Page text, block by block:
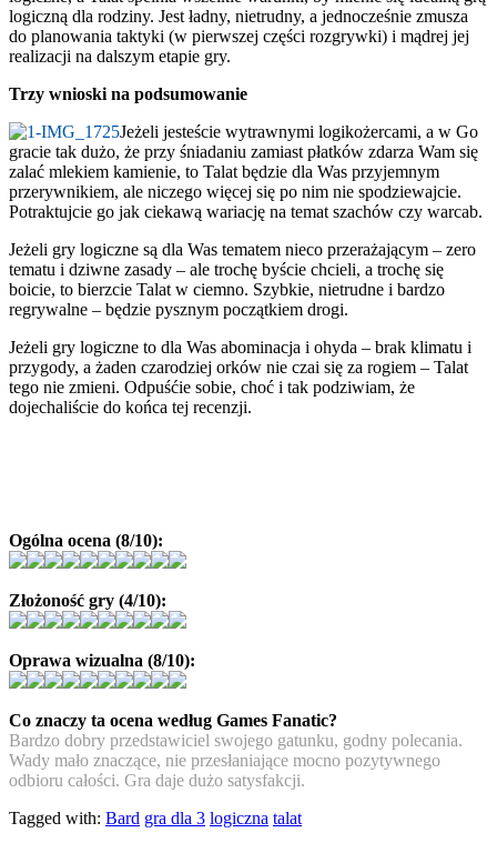
logiczną dla rodziny. Jest ładny, nietrudny, a jednocześnie zmusza
do planowania taktyki (w pierwszej części rozgrywki) i mądrej jej
realizacji na dalszym etapie gry.
Trzy wnioski na podsumowanie
Jeżeli jesteście wytrawnymi logikożercami, a w Go
gracie tak dużo, że przy śniadaniu zamiast płatków zdarza Wam się
zalać mlekiem kamienie, to Talat będzie dla Was przyjemnym
przerywnikiem, ale niczego więcej się po nim nie spodziewajcie.
Potraktujcie go jak ciekawą wariację na temat szachów czy warcab.
Jeżeli gry logiczne są dla Was tematem nieco przerażającym – zero
tematu i dziwne zasady – ale trochę byście chcieli, a trochę się
boicie, to bierzcie Talat w ciemno. Szybkie, nietrudne i bardzo
regrywalne – będzie pysznym początkiem drogi.
Jeżeli gry logiczne to dla Was abominacja i ohyda – brak klimatu i
przygody, a żaden czarodziej orków nie czai się za rogiem – Talat
tego nie zmieni. Odpuśćie sobie, choć i tak podziwiam, że
dojechaliście do końca tej recenzji.
Ogólna ocena (8/10):
Złożoność gry (4/10):
Oprawa wizualna (8/10):
Co znaczy ta ocena według Games Fanatic?
Bardzo dobry przedstawiciel swojego gatunku, godny polecania.
Wady mało znaczące, nie przesłaniające mocno pozytywnego
odbioru całości. Gra daje dużo satysfakcji.
Tagged with: Bard gra dla 3 logiczna talat